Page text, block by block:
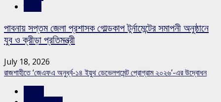
পাবনায় সপ্তম জেলা প্রশাসক গোল্ডকাপ টুর্নামেন্টের সমাপনী অনুষ্ঠানে
যুব ও ক্রীড়া প্রতিমন্ত্রী
July 18, 2026
রাজশাহীতে ‘জেএফএ অনুর্ধ্ব-১৪ ইয়ুথ ডেভেলপমেন্ট প্রোগ্রাম ২০২৬’-এর উদ্বোধন